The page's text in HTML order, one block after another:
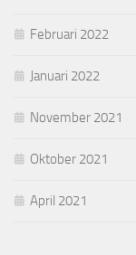
Februari 2022
Januari 2022
November 2021
Oktober 2021
April 2021